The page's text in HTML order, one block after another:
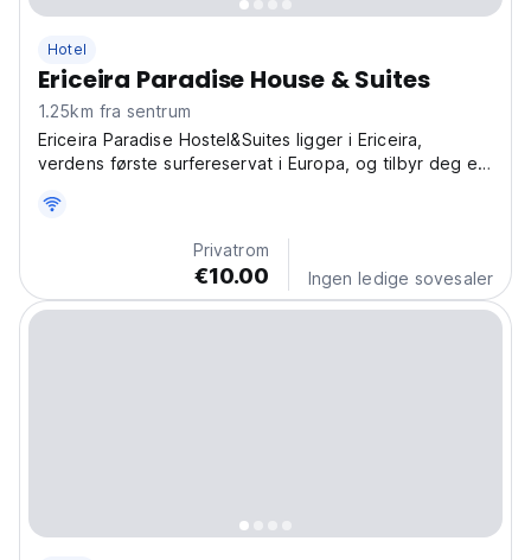
Hotel
Ericeira Paradise House & Suites
1.25km fra sentrum
Ericeira Paradise Hostel&Suites ligger i Ericeira,
verdens første surfereservat i Europa, og tilbyr deg en
Privatrom
€10.00 Ingen ledige sovesaler